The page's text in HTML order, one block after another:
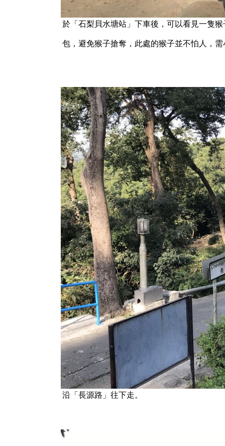
於「石梨貝水塘站」下車後，可以看見一隻
包，避免猴子搶奪，此處的猴子並不怕人，
沿「長源路」往下走。